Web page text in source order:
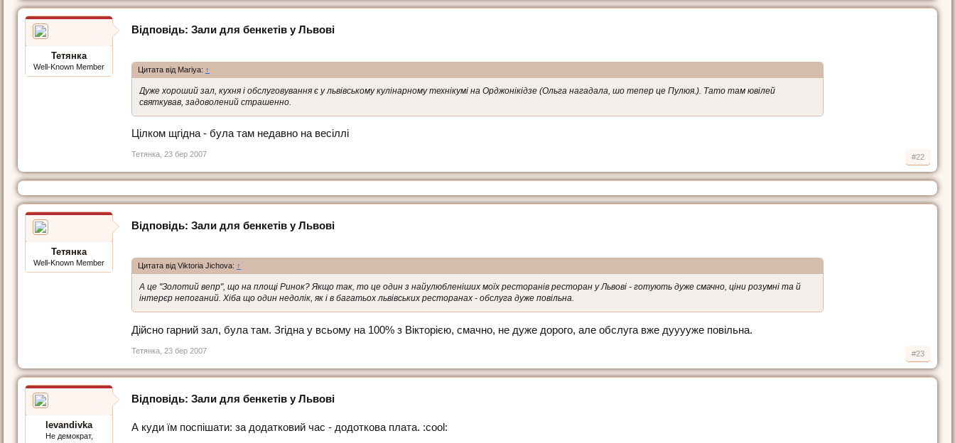
Тетянка
Well-Known Member
Відповідь: Зали для бенкетів у Львові
Цитата від Mariya: ↑
Дуже хороший зал, кухня і обслуговування є у львівському кулінарному технікумі на Орджонікідзе (Ольга нагадала, шо тепер це Пулюя.). Тато там ювілей
святкував, задоволений страшенно.
Цілком щгідна - була там недавно на весіллі
Тетянка 23 бер 2007 #22
Тетянка
Well-Known Member
Відповідь: Зали для бенкетів у Львові
Цитата від Viktoria Jichova: ↑
А це "Золотий вепр", що на площі Ринок? Якщо так, то це один з найулюбленіших моїх ресторанів ресторан у Львові - готують дуже смачно, ціни розумні та й
інтерєр непоганий. Хіба що один недолік, як і в багатьох львівських ресторанах - обслуга дуже повільна.
Дійсно гарний зал, була там. Згідна у всьому на 100% з Вікторією, смачно, не дуже дорого, але обслуга вже дууууже повільна.
Тетянка 23 бер 2007 #23
levandivka
Не демократ,
Відповідь: Зали для бенкетів у Львові
А куди їм поспішати: за додатковий час - додоткова плата. :cool: